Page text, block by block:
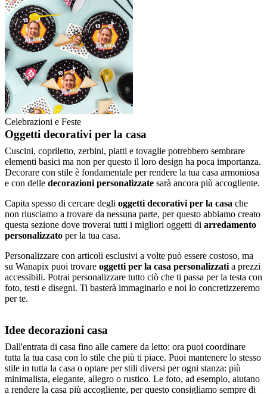
Celebrazioni e Feste
Oggetti decorativi per la casa
Cuscini, copriletto, zerbini, piatti e tovaglie potrebbero sembrare
elementi basici ma non per questo il loro design ha poca importanza.
Decorare con stile è fondamentale per rendere la tua casa armoniosa
e con delle decorazioni personalizzate sarà ancora più accogliente.
Capita spesso di cercare degli oggetti decorativi per la casa che
non riusciamo a trovare da nessuna parte, per questo abbiamo creato
questa sezione dove troverai tutti i migliori oggetti di arredamento
personalizzato per la tua casa.
Personalizzare con articoli esclusivi a volte può essere costoso, ma
su Wanapix puoi trovare oggetti per la casa personalizzati a prezzi
accessibili. Potrai personalizzare tutto ciò che ti passa per la testa con
foto, testi e disegni. Ti basterà immaginarlo e noi lo concretizzeremo
per te.
Idee decorazioni casa
Dall'entrata di casa fino alle camere da letto: ora puoi coordinare
tutta la tua casa con lo stile che più ti piace. Puoi mantenere lo stesso
stile in tutta la casa o optare per stili diversi per ogni stanza: più
minimalista, elegante, allegro o rustico. Le foto, ad esempio, aiutano
a rendere la casa più accogliente, per questo consigliamo sempre di